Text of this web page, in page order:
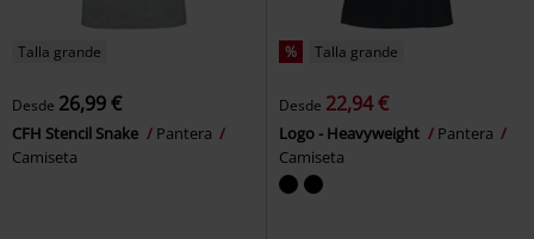
Talla grande
Desde 26,99 €
CFH Stencil Snake
Pantera
Camiseta
% Talla grande
Desde 22,94 €
Logo - Heavyweight
Pantera
Camiseta